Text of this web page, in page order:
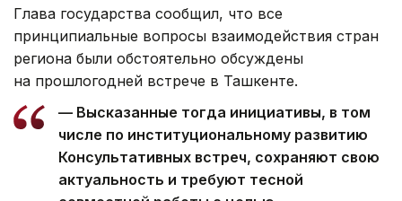
Глава государства сообщил, что все
принципиальные вопросы взаимодействия стран
региона были обстоятельно обсуждены
на прошлогодней встрече в Ташкенте.
— Высказанные тогда инициативы, в том
числе по институциональному развитию
Консультативных встреч, сохраняют свою
актуальность и требуют тесной